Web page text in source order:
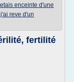
enceinte d'une
j'ai reve d'un
fertilité